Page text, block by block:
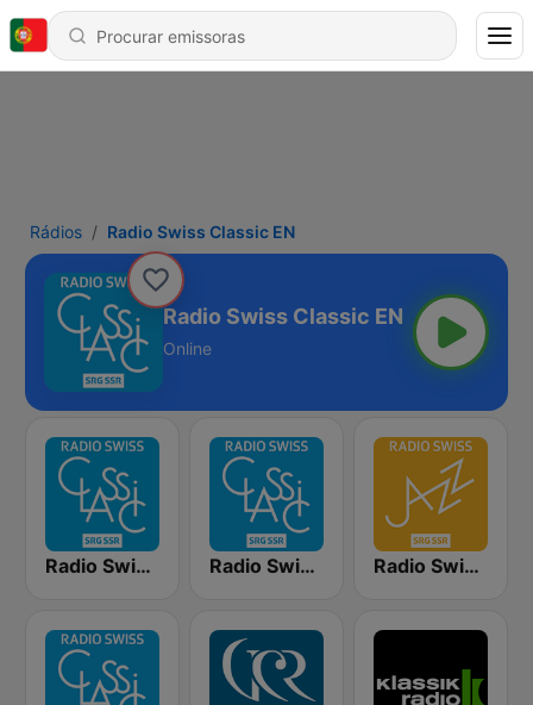
Rádios Radio Swiss Classic EN
Radio Swiss Classic EN
Online
Radio Swiss Classic FR Radio Swiss Classic DE Radio Swiss Jazz